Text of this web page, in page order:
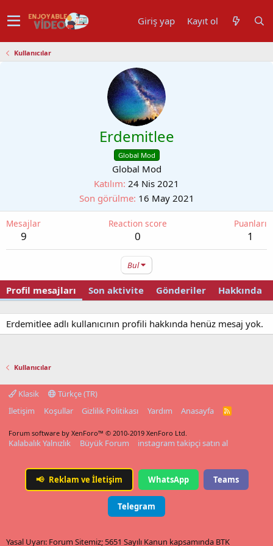
Giriş yap Kayıt ol
Kullanıcılar
Erdemitlee
Global Mod
Global Mod
Katılım 24 Nis 2021
Son görülme 16 May 2021
Mesajlar
9
Reaction score
0
Puanları
1
Bul
Profil mesajları Son aktivite Gönderiler Hakkında
Erdemitlee adlı kullanıcının profili hakkında henüz mesaj yok.
Kullanıcılar
Klasik
Türkçe (TR)
İletişim
Koşullar Gizlilik Politikası Yardım Anasayfa
R
Forum software by XenForo™ © 2010-2019 XenForo Ltd.
Kalabalık Yalnızlık Büyük Forum instagram takipçi satın al
📢 Reklam ve İletişim WhatsApp Teams
Telegram
Yasal Uyarı: Forum Sitemiz; 5651 Sayılı Kanun kapsamında BTK